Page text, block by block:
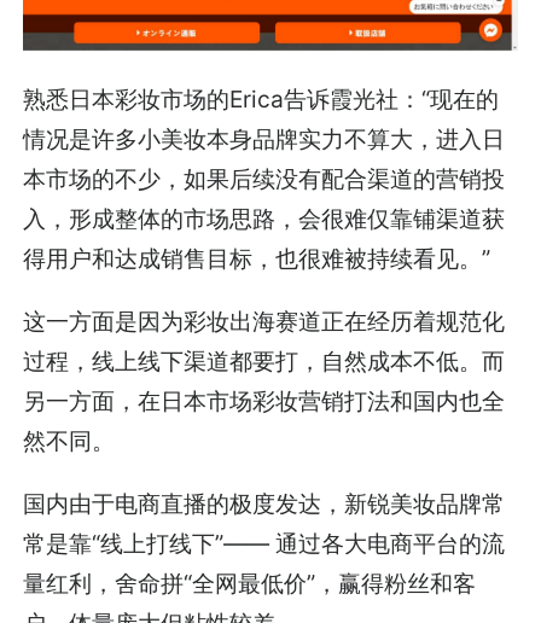
熟悉日本彩妆市场的Erica告诉霞光社：“现在的
情况是许多小美妆本身品牌实力不算大，进入日
本市场的不少，如果后续没有配合渠道的营销投
入，形成整体的市场思路，会很难仅靠铺渠道获
得用户和达成销售目标，也很难被持续看见。”
这一方面是因为彩妆出海赛道正在经历着规范化
过程，线上线下渠道都要打，自然成本不低。而
另一方面，在日本市场彩妆营销打法和国内也全
然不同。
国内由于电商直播的极度发达，新锐美妆品牌常
常是靠“线上打线下”—— 通过各大电商平台的流
量红利，舍命拼“全网最低价”，赢得粉丝和客